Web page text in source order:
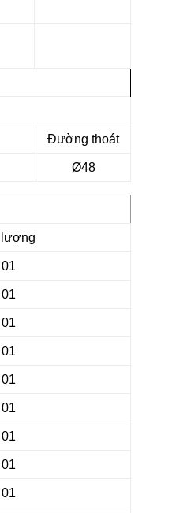
Đường thoát
Ø48
lượng
01
01
01
01
01
01
01
01
01